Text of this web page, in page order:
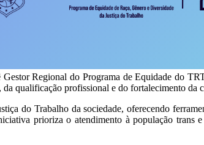
Regional do Programa de Equidade do
qualificação profissional e do fortalecimento
do Trabalho da sociedade, oferecendo
prioriza o atendimento à população